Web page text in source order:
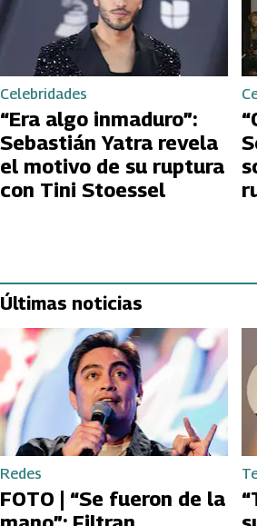
Celebridades
“Era algo inmaduro”:
Sebastián Yatra revela
el motivo de su ruptura
con Tini Stoessel
Últimas noticias
Redes
FOTO | “Se fueron de la